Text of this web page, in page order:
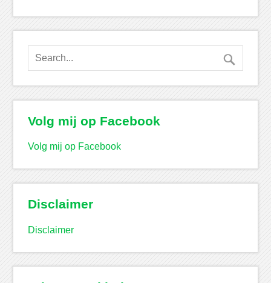
Volg mij op Facebook
Volg mij op Facebook
Disclaimer
Disclaimer